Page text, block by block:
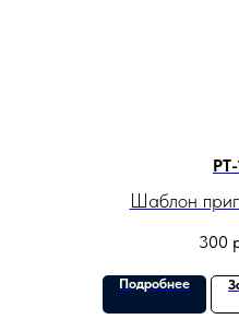
Шаблон
300
Подробнее